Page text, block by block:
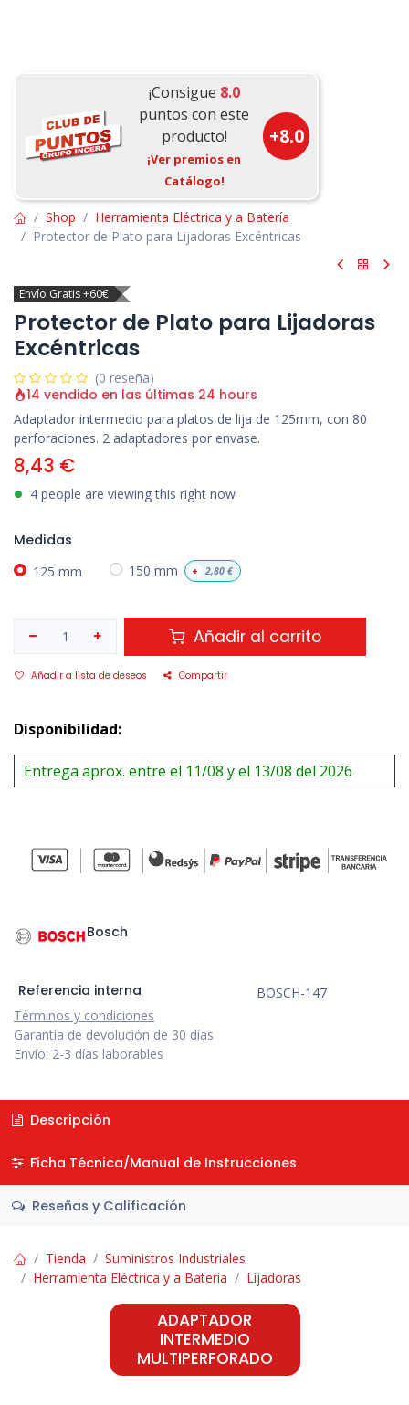
¡Consigue 8.0
puntos con este
producto!
¡Ver premios en
Catálogo!
+8.0
Shop
Herramienta Eléctrica y a Batería
Protector de Plato para Lijadoras Excéntricas
Envío Gratis +60€
Protector de Plato para Lijadoras
Excéntricas
(0 reseña)
14 vendido en las últimas 24 hours
Adaptador intermedio para platos de lija de 125mm, con 80
perforaciones. 2 adaptadores por envase.
8,43 €
4 people are viewing this right now
Medidas
125 mm 150 mm + 2,80€
Añadir al carrito
Añadir a lista de deseos Compartir
Disponibilidad:
Entrega aprox. entre el 11/08 y el 13/08 del 2026
Bosch
Referencia interna
BOSCH-147
Términos y condiciones
Garantía de devolución de 30 días
Envío: 2-3 días laborables
Descripción
Ficha Técnica/Manual de Instrucciones
Reseñas y Calificación
Tienda
Suministros Industriales
Herramienta Eléctrica y a Batería
Lijadoras
ADAPTADOR
INTERMEDIO
MULTIPERFORADO